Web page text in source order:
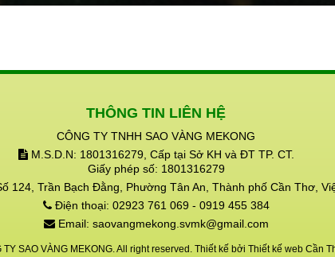
THÔNG TIN LIÊN HỆ
CÔNG TY TNHH SAO VÀNG MEKONG
M.S.D.N: 1801316279, Cấp tại Sở KH và ĐT TP. CT.
Giấy phép số: 1801316279
124, Trần Bạch Đằng, Phường Tân An, Thành phố Cần Thơ,
Điện thoại: 02923 761 069 - 0919 455 384
Email: saovangmekong.svmk@gmail.com
SAO VÀNG MEKONG. All right reserved. Thiết kế bởi Thiết kế web Cần